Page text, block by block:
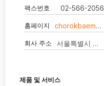
팩스번호 02-566-2056
홈페이지 chorokbaemenm.com
회사 주소 서울특별시 강남구 언주로 726 16층(논현동, 두산빌딩)
제품 및 서비스